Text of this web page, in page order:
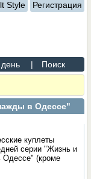
Style Регистрация
| Поиск
в Одессе"
куплеты
серии "Жизнь и
Одессе" (кроме